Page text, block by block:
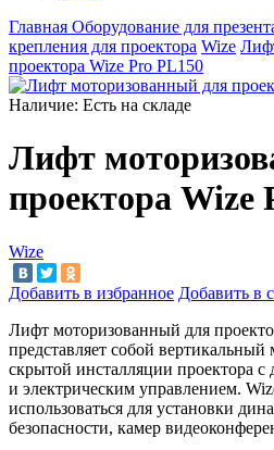
Главная Оборудование для
крепления для проектора Wize
проектора Wize Pro PL150
Наличие: Есть на складе
Лифт
проектора Wize
Wize
Добавить в избранное Добавить в
Лифт моторизованный для
представляет собой
скрытой инсталляции проектора с
и электрическим управлением.
использоваться для установки
безопасности, камер